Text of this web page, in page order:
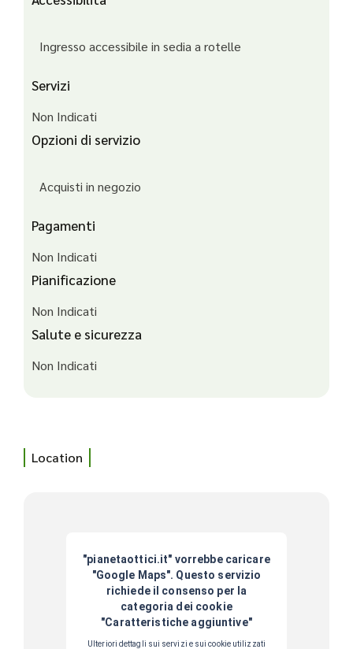
Ingresso accessibile in sedia a rotelle
Servizi
Non Indicati
Opzioni di servizio
Acquisti in negozio
Pagamenti
Non Indicati
Pianificazione
Non Indicati
Salute e sicurezza
Non Indicati
Location